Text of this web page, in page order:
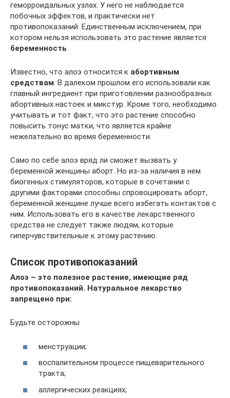
геморроидальных узлах. У него не наблюдается
побочных эффектов, и практически нет
противопоказаний. Единственным исключением, при
котором нельзя использовать это растение является
беременность.
Известно, что алоэ относится к абортивным
средствам. В далеком прошлом его использовали как
главный ингредиент при приготовлении разнообразных
абортивных настоек и микстур. Кроме того, необходимо
учитывать и тот факт, что это растение способно
повысить тонус матки, что является крайне
нежелательно во время беременности.
Само по себе алоэ вряд ли сможет вызвать у
беременной женщины аборт. Но из-за наличия в нем
биогенных стимуляторов, которые в сочетании с
другими факторами способны спровоцировать аборт,
беременной женщине лучше всего избегать контактов с
ним. Использовать его в качестве лекарственного
средства не следует также людям, которые
гиперчувствительные к этому растению.
Список противопоказаний
Алоэ – это полезное растение, имеющие ряд
противопоказаний. Натуральное лекарство
запрещено при:
Будьте осторожны
менструации;
воспалительном процессе пищеварительного
тракта;
аллергических реакциях;